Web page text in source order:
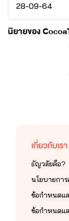
28-09-64
นิยายของ
เกี่ยวกับเรา
ธัญวลัยคือ?
นโยบายกา
ข้อกำหนดแล
ข้อกำหนดแล